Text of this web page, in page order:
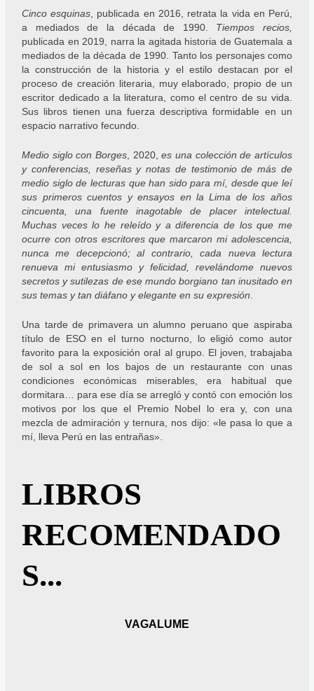
Cinco esquinas, publicada en 2016, retrata la vida en Perú,
a mediados de la década de 1990. Tiempos recios,
publicada en 2019, narra la agitada historia de Guatemala a
mediados de la década de 1990. Tanto los personajes como
la construcción de la historia y el estilo destacan por el
proceso de creación literaria, muy elaborado, propio de un
escritor dedicado a la literatura, como el centro de su vida.
Sus libros tienen una fuerza descriptiva formidable en un
espacio narrativo fecundo.
Medio siglo con Borges, 2020, es una colección de artículos
y conferencias, reseñas y notas de testimonio de más de
medio siglo de lecturas que han sido para mí, desde que leí
sus primeros cuentos y ensayos en la Lima de los años
cincuenta, una fuente inagotable de placer intelectual.
Muchas veces lo he releído y a diferencia de los que me
ocurre con otros escritores que marcaron mi adolescencia,
nunca me decepcionó; al contrario, cada nueva lectura
renueva mi entusiasmo y felicidad, revelándome nuevos
secretos y sutilezas de ese mundo borgiano tan inusitado en
sus temas y tan diáfano y elegante en su expresión.
Una tarde de primavera un alumno peruano que aspiraba
título de ESO en el turno nocturno, lo eligió como autor
favorito para la exposición oral al grupo. El joven, trabajaba
de sol a sol en los bajos de un restaurante con unas
condiciones económicas miserables, era habitual que
dormitara… para ese día se arregló y contó con emoción los
motivos por los que el Premio Nobel lo era y, con una
mezcla de admiración y ternura, nos dijo: «le pasa lo que a
mí, lleva Perú en las entrañas».
LIBROS
RECOMENDADO
S...
VAGALUME